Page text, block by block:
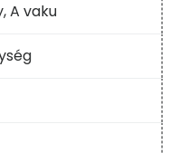
A vaku